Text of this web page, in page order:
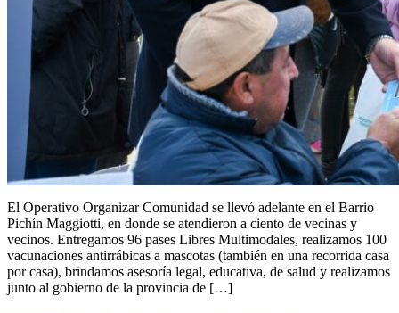
El Operativo Organizar Comunidad se llevó adelante en el Barrio
Pichín Maggiotti, en donde se atendieron a ciento de vecinas y
vecinos. Entregamos 96 pases Libres Multimodales, realizamos 100
vacunaciones antirrábicas a mascotas (también en una recorrida casa
por casa), brindamos asesoría legal, educativa, de salud y realizamos
junto al gobierno de la provincia de […]